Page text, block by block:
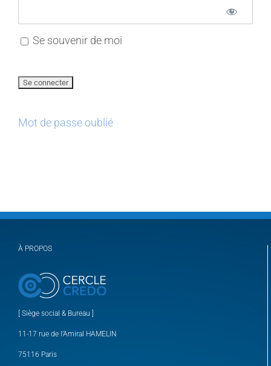
Se souvenir de moi
Mot de passe oublié
À PROPOS
[ Siège social & Bureau ]
11-17 rue de l’Amiral HAMELIN
75116 Paris